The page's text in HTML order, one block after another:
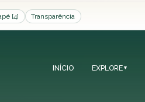
[4] Transparência
INÍCIO EXPLORE▼